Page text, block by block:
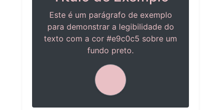
Este é um parágrafo de exemplo
para demonstrar a legibilidade do
texto com a cor #e9c0c5 sobre um
fundo preto.